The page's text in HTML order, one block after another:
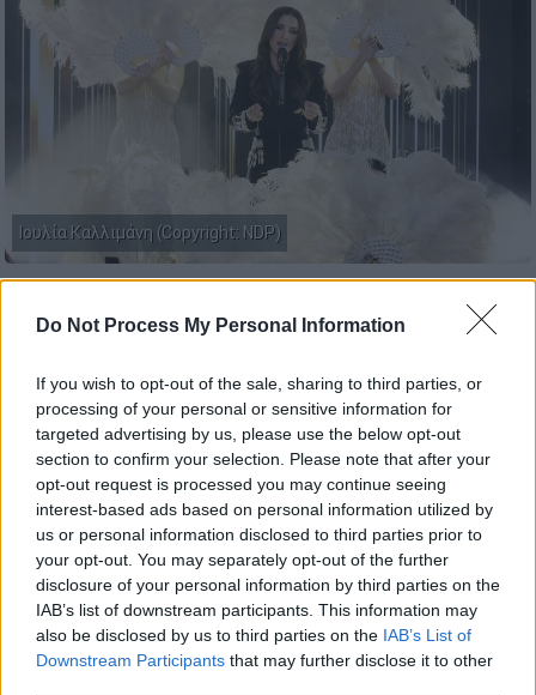
Do Not Process My Personal Information
If you wish to opt-out of the sale, sharing to third parties, or
processing of your personal or sensitive information for
targeted advertising by us, please use the below opt-out
section to confirm your selection. Please note that after your
opt-out request is processed you may continue seeing
interest-based ads based on personal information utilized by
us or personal information disclosed to third parties prior to
your opt-out. You may separately opt-out of the further
disclosure of your personal information by third parties on the
IAB’s list of downstream participants. This information may
also be disclosed by us to third parties on the IAB’s List of
Downstream Participants that may further disclose it to other
Ιουλία Καλλιμάνη (Copyright: NDP)
Προσθέστε το ΕΘΝΟΣ στη Google
Η κάμερα της εκπομπής «Πρωινό» συνάντησε
τηνΙουλία Καλλιμάνηστοαεροδρόμιο
«Ελευθέριος Βενιζέλος», λίγο πριν
αναχωρήσει για την επόμενη επαγγελματική
της εμφάνιση.
Ο δημοσιογράφος, αντιλαμβανόμενος την
παρουσία της, δεν έχασε την ευκαιρία να τη
ρωτήσει για το πρόσφατο περιστατικό που
είχε απασχολήσει τα μέσα, ύστερα από
ένταση που δημιουργήθηκε σε